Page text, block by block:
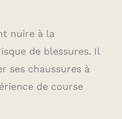
nuire à la
de blessures. Il
ses chaussures à
de course